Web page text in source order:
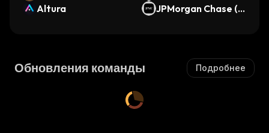
Altura
JPMorgan Chase (O
Обновления команды Подробнее